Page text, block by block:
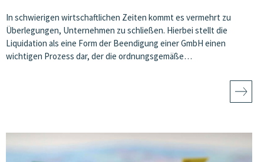
In schwierigen wirtschaftlichen Zeiten kommt es vermehrt zu
Überlegungen, Unternehmen zu schließen. Hierbei stellt die
Liquidation als eine Form der Beendigung einer GmbH einen
wichtigen Prozess dar, der die ordnungsgemäße…